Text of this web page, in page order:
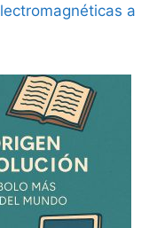
a